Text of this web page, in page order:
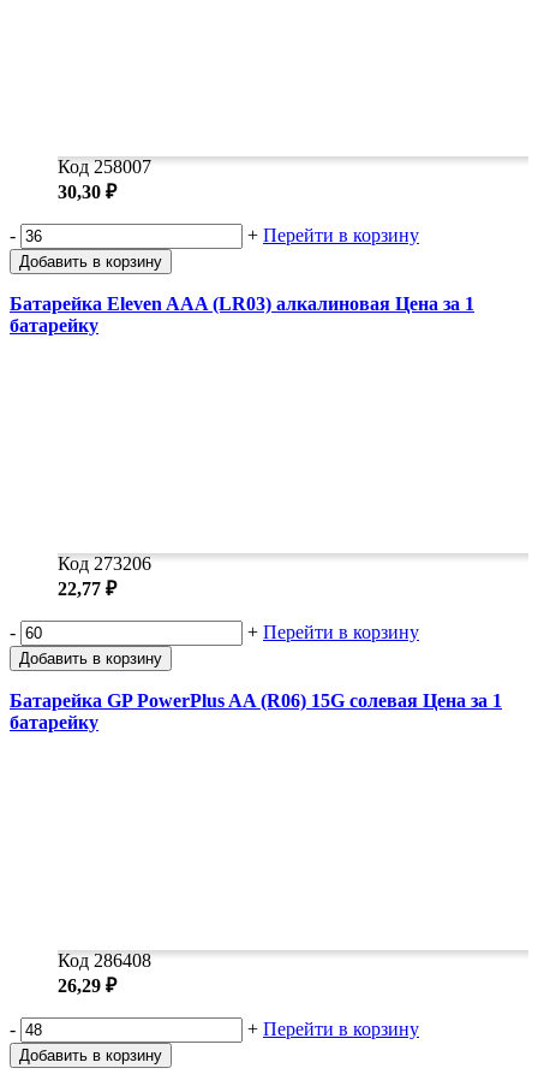
Код 258007
30,30 ₽
- + Перейти в корзину
Добавить в корзину
Батарейка Eleven AAA (LR03) алкалиновая Цена за 1
батарейку
Код 273206
22,77 ₽
- + Перейти в корзину
Добавить в корзину
Батарейка GP PowerPlus AA (R06) 15G солевая Цена за 1
батарейку
Код 286408
26,29 ₽
- + Перейти в корзину
Добавить в корзину